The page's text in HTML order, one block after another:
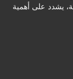
يشدد على أهمية